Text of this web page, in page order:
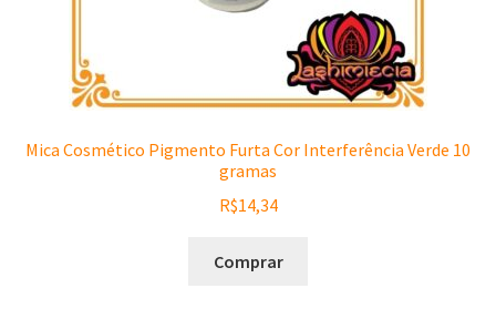
Mica Cosmético Pigmento Furta Cor Interferência Verde 10
gramas
R$14,34
Comprar